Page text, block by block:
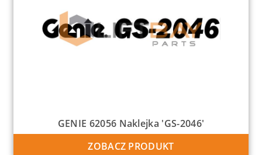
GENIE 62056 Naklejka 'GS-2046′
ZOBACZ PRODUKT